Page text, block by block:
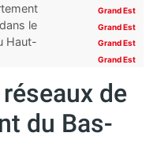
Grand Est
le
Grand Est
Haut-
Grand Est
Grand Est
de
du Bas-